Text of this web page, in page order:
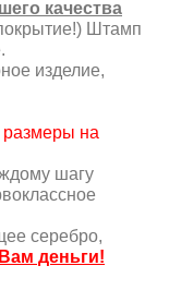
качества
Штамп
изделие,
на
шагу
серебро,
деньги!